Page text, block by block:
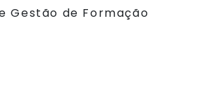
Gestão de Formação